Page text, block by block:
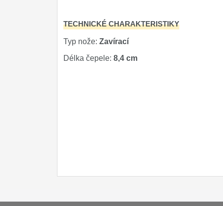
TECHNICKÉ CHARAKTERISTIKY
Typ nože: Zavírací
Délka čepele: 8,4 cm